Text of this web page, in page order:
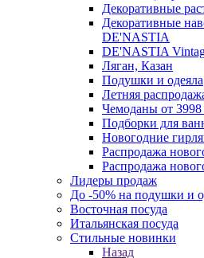
Декоративные
Декоративные
DE'NASTIA
DE'NASTIA
Ляган, Казан
Подушки и одеяла
Летняя
Чемоданы от 3998
Подборки для
Новогодние
Распродажа
Распродажа
Лидеры продаж
До -50% на подушки и
Восточная посуда
Итальянская посуда
Стильные новинки
Назад